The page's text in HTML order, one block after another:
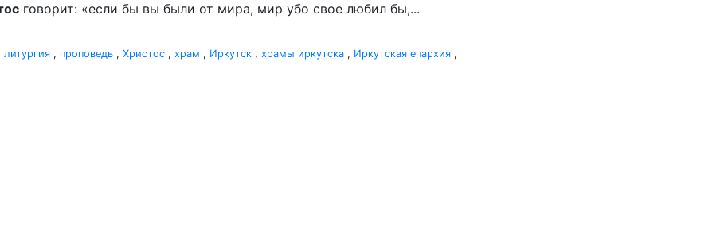
говорит: «если бы вы были от мира, мир убо свое любил бы,...
литургия , проповедь , Христос , храм , Иркутск , храмы иркутска , Иркутская епархия ,